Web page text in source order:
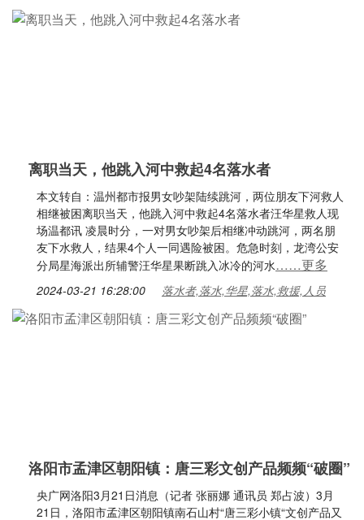
离职当天，他跳入河中救起4名落水者
本文转自：温州都市报男女吵架陆续跳河，两位朋友下河救人
相继被困离职当天，他跳入河中救起4名落水者汪华星救人现
场温都讯 凌晨时分，一对男女吵架后相继冲动跳河，两名朋
友下水救人，结果4个人一同遇险被困。危急时刻，龙湾公安
分局星海派出所辅警汪华星果断跳入冰冷的河水……更多
2024-03-21 16:28:00 落水者,落水,华星,落水,救援,人员
洛阳市孟津区朝阳镇：唐三彩文创产品频频“破圈”
央广网洛阳3月21日消息（记者 张丽娜 通讯员 郑占波）3月
21日，洛阳市孟津区朝阳镇南石山村“唐三彩小镇“文创产品又